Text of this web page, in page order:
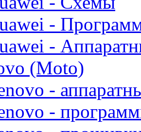
-
-
(Moto)
-
-